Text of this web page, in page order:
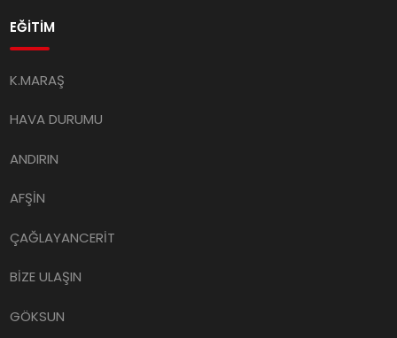
EĞİTİM
K.MARAŞ
HAVA DURUMU
ANDIRIN
AFŞİN
ÇAĞLAYANCERİT
BİZE ULAŞIN
GÖKSUN